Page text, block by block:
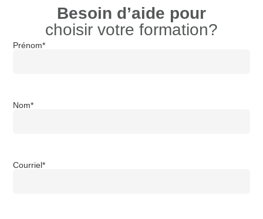
Besoin d’aide pour
choisir votre formation?
Prénom*
Nom*
Courriel*